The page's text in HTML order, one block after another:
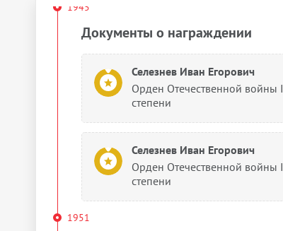
1945
Документы о награждении
Селезнев Иван Егорович
Орден Отечественной войны I
степени
Селезнев Иван Егорович
Орден Отечественной войны I
степени
1951